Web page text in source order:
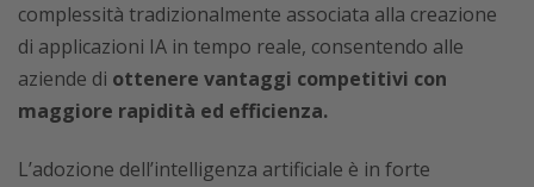
complessità tradizionalmente associata alla creazione
di applicazioni IA in tempo reale, consentendo alle
aziende di ottenere vantaggi competitivi con
maggiore rapidità ed efficienza.
L’adozione dell’intelligenza artificiale è in forte